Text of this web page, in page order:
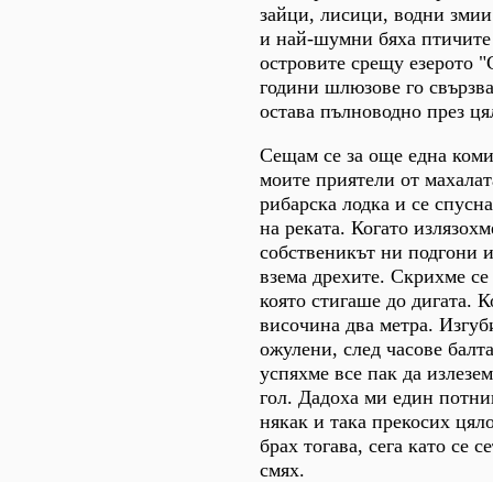
зайци, лисици, водни
и най-шумни бяха
островите срещу езерото
години шлюзове го
остава пълноводно през
Сещам се за още една
моите приятели от
рибарска лодка и се
на реката. Когато
собственикът ни подгони
взема дрехите. Скрихме
която стигаше до дигата.
височина два метра.
ожулени, след часове
успяхме все пак да
гол. Дадоха ми един
някак и така прекосих
брах тогава, сега като се
смях.